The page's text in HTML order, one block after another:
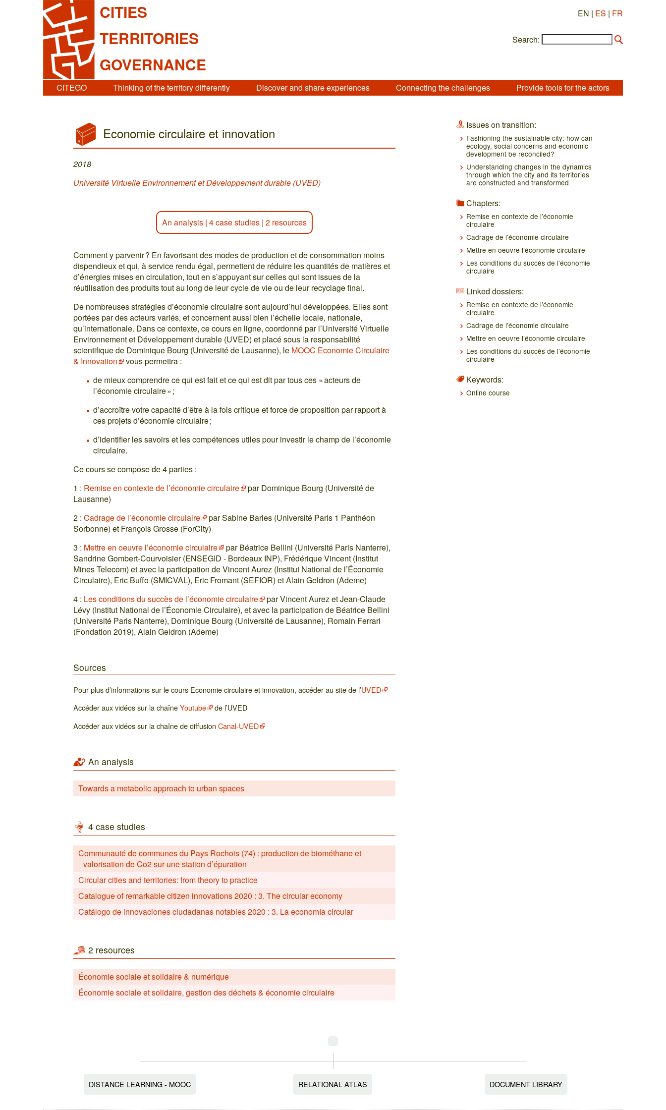
CITIES
TERRITORIES
GOVERNANCE
EN | ES | FR
Search:
CITEGO Thinking of the territory differently Discover and share experiences Connecting the challenges Provide tools for the actors
Economie circulaire et innovation
2018
Université Virtuelle Environnement et Développement durable (UVED)
An analysis |4 case studies |2 resources
Comment y parvenir ? En favorisant des modes de production et de consommation moins
dispendieux et qui, à service rendu égal, permettent de réduire les quantités de matières et
d’énergies mises en circulation, tout en s’appuyant sur celles qui sont issues de la
réutilisation des produits tout au long de leur cycle de vie ou de leur recyclage final.
De nombreuses stratégies d’économie circulaire sont aujourd’hui développées. Elles sont
portées par des acteurs variés, et concernent aussi bien l’échelle locale, nationale,
qu’internationale. Dans ce contexte, ce cours en ligne, coordonné par l’Université Virtuelle
Environnement et Développement durable (UVED) et placé sous la responsabilité
scientifique de Dominique Bourg (Université de Lausanne), le MOOC Economie Circulaire
& Innovation
vous permettra :
de mieux comprendre ce qui est fait et ce qui est dit par tous ces « acteurs de
l’économie circulaire » ;
d’accroître votre capacité d’être à la fois critique et force de proposition par rapport à
ces projets d’économie circulaire ;
d’identifier les savoirs et les compétences utiles pour investir le champ de l’économie
circulaire.
Ce cours se compose de 4 parties :
1 : Remise en contexte de l’économie circulaire
par Dominique Bourg (Université de
Lausanne)
2 :Cadrage de l’économie circulaire
par Sabine Barles (Université Paris 1 Panthéon
Sorbonne) et François Grosse (ForCity)
3 : Mettre en oeuvre l’économie circulaire
par Béatrice Bellini (Université Paris Nanterre),
Sandrine Gombert-Courvoisier (ENSEGID - Bordeaux INP), Frédérique Vincent (Institut
Mines Telecom) et avec la participation de Vincent Aurez (Institut National de l’Économie
Circulaire), Eric Buffo (SMICVAL), Eric Fromant (SEFIOR) et Alain Geldron (Ademe)
4 : Les conditions du succès de l’économie circulaire
par Vincent Aurez et Jean-Claude
Lévy (Institut National de l’Économie Circulaire), et avec la participation de Béatrice Bellini
(Université Paris Nanterre), Dominique Bourg (Université de Lausanne), Romain Ferrari
(Fondation 2019), Alain Geldron (Ademe)
Sources
Pour plus d’informations sur le cours Economie circulaire et innovation, accéder au site de l’UVED
Accéder aux vidéos sur la chaîneYoutube
de l’UVED
Accéder aux vidéos sur la chaîne de diffusionCanal-UVED
An analysis
Towards a metabolic approach to urban spaces
4 case studies
Communauté de communes du Pays Rochois (74) : production de biométhane et
valorisation de Co2 sur une station d’épuration
Circular cities and territories: from theory to practice
Catalogue of remarkable citizen innovations 2020 : 3. The circular economy
Catálogo de innovaciones ciudadanas notables 2020 : 3. La economía circular
2 resources
Économie sociale et solidaire & numérique
Économie sociale et solidaire, gestion des déchets & économie circulaire
Issues on transition:
Fashioning the sustainable city: how can
ecology, social concerns and economic
development be reconciled?
Understanding changes in the dynamics
through which the city and its territories
are constructed and transformed
Chapters:
Remise en contexte de l’économie
circulaire
Cadrage de l’économie circulaire
Mettre en oeuvre l’économie circulaire
Les conditions du succès de l’économie
circulaire
Linked dossiers:
Remise en contexte de l’économie
circulaire
Cadrage de l’économie circulaire
Mettre en oeuvre l’économie circulaire
Les conditions du succès de l’économie
circulaire
Keywords:
Online course
DISTANCE LEARNING - MOOC RELATIONAL ATLAS DOCUMENT LIBRARY